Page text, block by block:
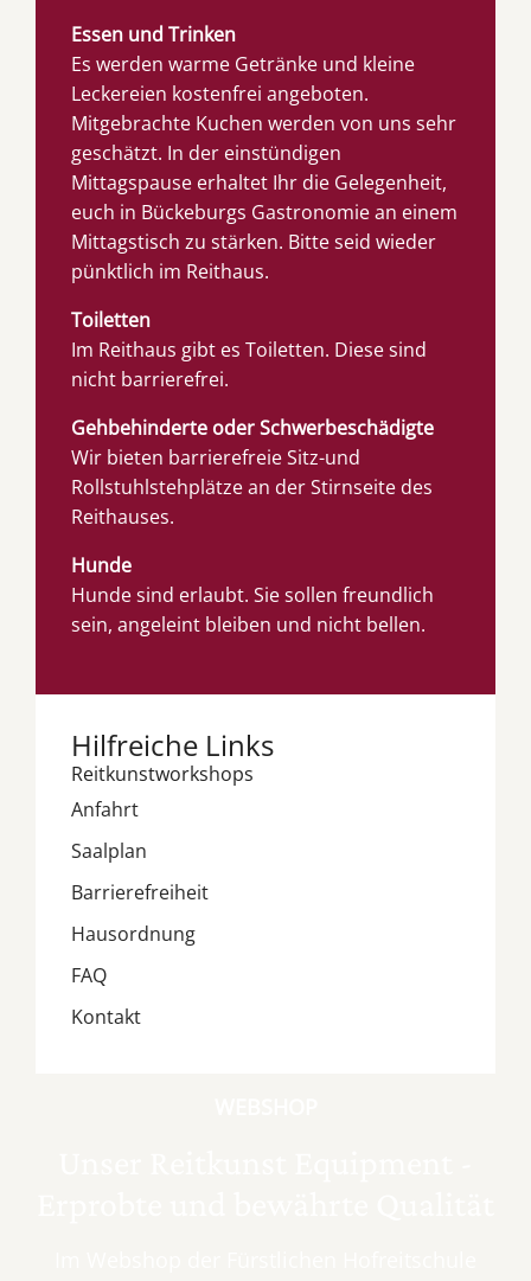
Essen und Trinken
Es werden warme Getränke und kleine
Leckereien kostenfrei angeboten.
Mitgebrachte Kuchen werden von uns sehr
geschätzt. In der einstündigen
Mittagspause erhaltet Ihr die Gelegenheit,
euch in Bückeburgs Gastronomie an einem
Mittagstisch zu stärken. Bitte seid wieder
pünktlich im Reithaus.
Toiletten
Im Reithaus gibt es Toiletten. Diese sind
nicht barrierefrei.
Gehbehinderte oder Schwerbeschädigte
Wir bieten barrierefreie Sitz-und
Rollstuhlstehplätze an der Stirnseite des
Reithauses.
Hunde
Hunde sind erlaubt. Sie sollen freundlich
sein, angeleint bleiben und nicht bellen.
Hilfreiche Links
Reitkunstworkshops
Anfahrt
Saalplan
Barrierefreiheit
Hausordnung
FAQ
Kontakt